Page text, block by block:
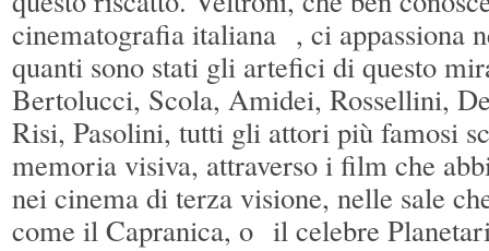
cinematografia italiana , ci appassiona
quanti sono stati gli artefici di questo
Bertolucci, Scola, Amidei, Rossellini,
Risi, Pasolini, tutti gli attori più famosi
memoria visiva, attraverso i film che
nei cinema di terza visione, nelle sale
come il Capranica, o il celebre